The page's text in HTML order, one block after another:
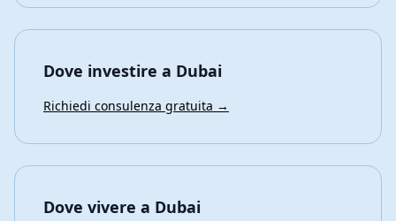
Dove investire a Dubai
Richiedi consulenza gratuita →
Dove vivere a Dubai